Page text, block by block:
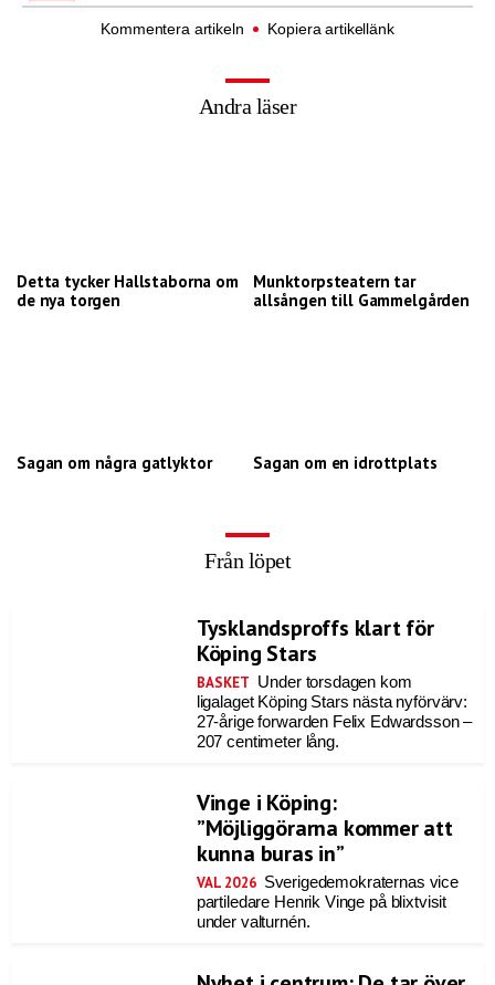
Kommentera artikeln Kopiera artikellänk
Andra läser
Detta tycker Hallstaborna om
de nya torgen
Munktorpsteatern tar
allsången till Gammelgården
Sagan om några gatlyktor Sagan om en idrottplats
Från löpet
Tysklandsproffs klart för
Köping Stars
BASKET Under torsdagen kom
ligalaget Köping Stars nästa nyförvärv:
27-årige forwarden Felix Edwardsson –
207 centimeter lång.
Vinge i Köping:
”Möjliggörarna kommer att
kunna buras in”
VAL 2026 Sverigedemokraternas vice
partiledare Henrik Vinge på blixtvisit
under valturnén.